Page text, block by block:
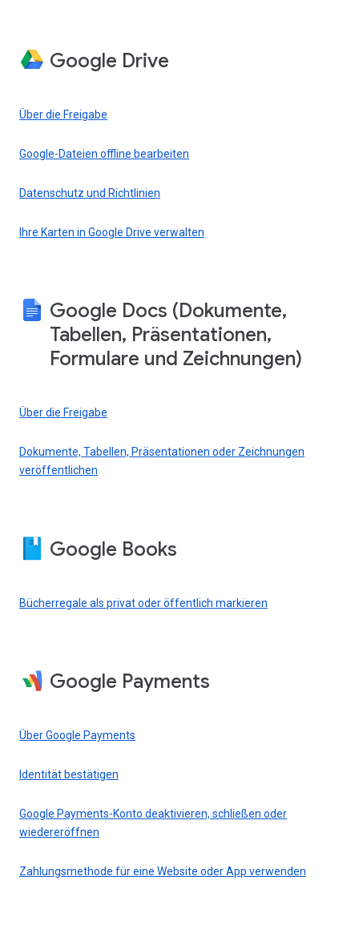
Google Drive
Über die Freigabe
Google-Dateien offline bearbeiten
Datenschutz und Richtlinien
Ihre Karten in Google Drive verwalten
Google Docs (Dokumente,
Tabellen, Präsentationen,
Formulare und Zeichnungen)
Über die Freigabe
Dokumente, Tabellen, Präsentationen oder Zeichnungen
veröffentlichen
Google Books
Bücherregale als privat oder öffentlich markieren
Google Payments
Über Google Payments
Identität bestätigen
Google Payments-Konto deaktivieren, schließen oder
wiedereröffnen
Zahlungsmethode für eine Website oder App verwenden